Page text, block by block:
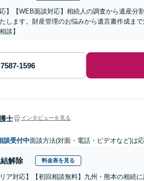
応】【WEB面談対応】相続人の調査から遺産
します。財産管理のお悩みから遺言書作成ま
談】
士 インタビューを見る
談受付中面談方法(対面・電話・ビデオなど)は
解除 料金表を見る
リア対応】【初回相談無料】九州・熊本の相続